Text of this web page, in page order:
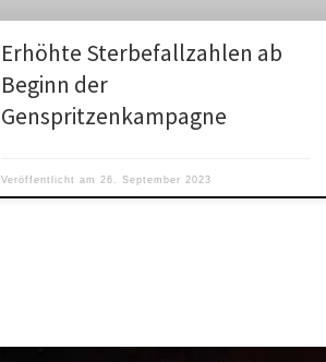
Erhöhte Sterbefallzahlen ab
Beginn der
Genspritzenkampagne
Veröffentlicht am26. September 2023